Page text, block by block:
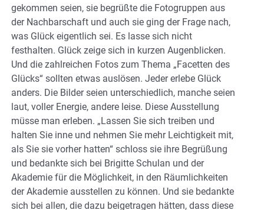
gekommen seien, sie begrüßte die Fotogruppen aus
der Nachbarschaft und auch sie ging der Frage nach,
was Glück eigentlich sei. Es lasse sich nicht
festhalten. Glück zeige sich in kurzen Augenblicken.
Und die zahlreichen Fotos zum Thema „Facetten des
Glücks“ sollten etwas auslösen. Jeder erlebe Glück
anders. Die Bilder seien unterschiedlich, manche seien
laut, voller Energie, andere leise. Diese Ausstellung
müsse man erleben. „Lassen Sie sich treiben und
halten Sie inne und nehmen Sie mehr Leichtigkeit mit,
als Sie sie vorher hatten“ schloss sie ihre Begrüßung
und bedankte sich bei Brigitte Schulan und der
Akademie für die Möglichkeit, in den Räumlichkeiten
der Akademie ausstellen zu können. Und sie bedankte
sich bei allen, die dazu beigetragen hätten, dass diese